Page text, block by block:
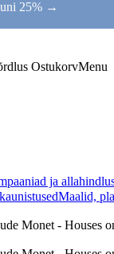
25% →
OstukorvMenu
ja
Maalid,